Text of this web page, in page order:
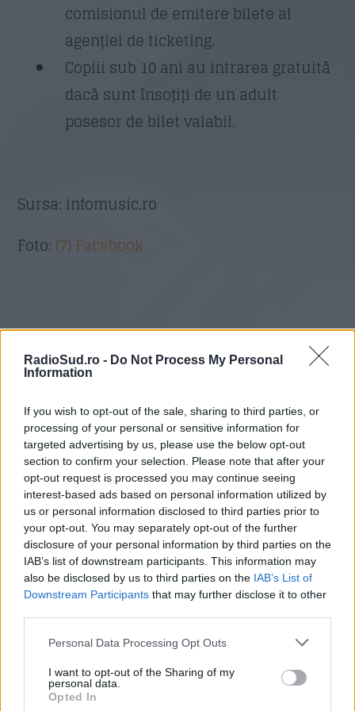
RadioSud.ro - Do Not Process My Personal
Information
If you wish to opt-out of the sale, sharing to third parties, or
processing of your personal or sensitive information for
targeted advertising by us, please use the below opt-out
section to confirm your selection. Please note that after your
opt-out request is processed you may continue seeing
interest-based ads based on personal information utilized by
us or personal information disclosed to third parties prior to
your opt-out. You may separately opt-out of the further
disclosure of your personal information by third parties on the
IAB’s list of downstream participants. This information may
also be disclosed by us to third parties on the IAB’s List of
Downstream Participants that may further disclose it to other
Please note that this website/app uses one or more Google
not limited to your visit or usage behaviour. You may click to
grant or deny consent to Google and its third-party tags to
use your data for below specified purposes in below Google
Personal Data Processing Opt Outs
I want to opt-out of the Sharing of my
personal data.
Opted In
comisionul de emitere bilete al
agenției de ticketing.
Copiii sub 10 ani au intrarea gratuită
dacă sunt însoțiți de un adult
posesor de bilet valabil.
Sursa: infomusic.ro
Foto: (7) Facebook
Tagged as
BUCURESTI
BUT IT'S A BEAUTIFUL DAY
CONCERTE
IT'S THE END OF THE WORLD
MUZICA
NOU ABUM
OCTOMBRIE
THIRTY SECONDS TO MARS
Comentarii